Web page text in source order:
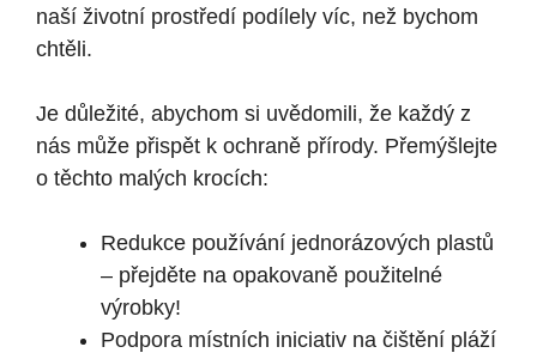
naší životní prostředí podílely víc, než bychom
chtěli.
Je důležité, abychom si uvědomili, že každý z
nás může přispět k ochraně přírody. Přemýšlejte
o těchto malých krocích:
Redukce používání jednorázových plastů
– přejděte na opakovaně použitelné
výrobky!
Podpora místních iniciativ na čištění pláží